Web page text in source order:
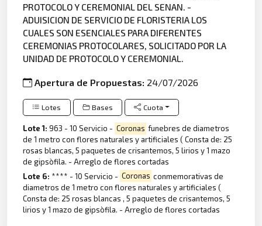
PROTOCOLO Y CEREMONIAL DEL SENAN. -
ADUISICION DE SERVICIO DE FLORISTERIA LOS
CUALES SON ESENCIALES PARA DIFERENTES
CEREMONIAS PROTOCOLARES, SOLICITADO POR LA
UNIDAD DE PROTOCOLO Y CEREMONIAL.
Apertura de Propuestas: 24/07/2026
Lotes Bases Cuota
Lote 1:963 - 10 Servicio - Coronas funebres de diametros
de 1 metro con flores naturales y artificiales ( Consta de: 25
rosas blancas, 5 paquetes de crisantemos, 5 lirios y 1 mazo
de gipsòfila. - Arreglo de flores cortadas
Lote 6: **** - 10 Servicio - Coronas conmemorativas de
diametros de 1 metro con flores naturales y artificiales (
Consta de: 25 rosas blancas , 5 paquetes de crisantemos, 5
lirios y 1 mazo de gipsòfila. - Arreglo de flores cortadas